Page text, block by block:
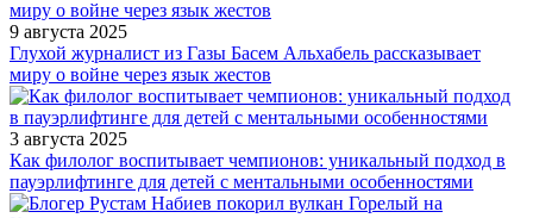
9 августа 2025
Глухой журналист из Газы Басем Альхабель рассказывает
миру о войне через язык жестов
3 августа 2025
Как филолог воспитывает чемпионов: уникальный подход в
пауэрлифтинге для детей с ментальными особенностями